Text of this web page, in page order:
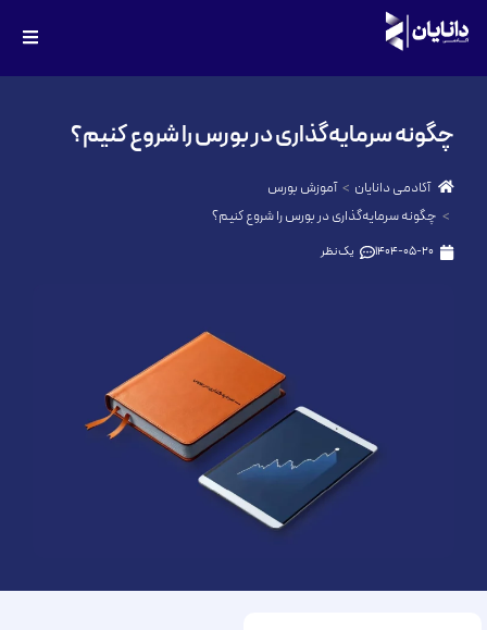
چگونه سرمایه‌گذاری در بورس را شروع کنیم؟
آکادمی دانایان
آموزش بورس
چگونه سرمایه‌گذاری در بورس را شروع کنیم؟
1404-05-20 یک نظر